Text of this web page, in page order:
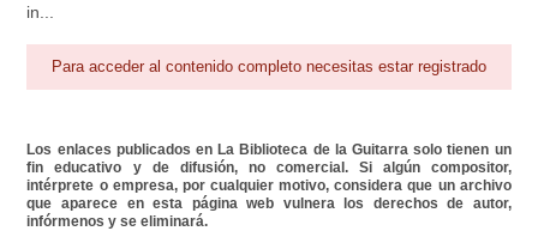
in...
Para acceder al contenido completo necesitas estar registrado
Los enlaces publicados en La Biblioteca de la Guitarra solo tienen un
fin educativo y de difusión, no comercial. Si algún compositor,
intérprete o empresa, por cualquier motivo, considera que un archivo
que aparece en esta página web vulnera los derechos de autor,
infórmenos y se eliminará.